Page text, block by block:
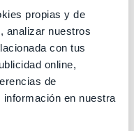
propias y de
analizar nuestros
con tus
online,
de
en nuestra
estrés. Esta
así una de
es la
confundirlo con
luchar contra
que lo único a lo que
la situación de
generan.